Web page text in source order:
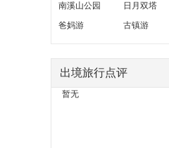
南溪山公园
日月双塔
爸妈游 古镇游
出境旅行点评
暂无